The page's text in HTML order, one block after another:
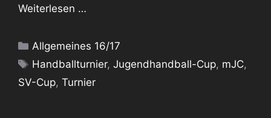
Weiterlesen …
Kategorien
Allgemeines 16/17
Schlagwörter
Handballturnier,Jugendhandball-Cup, mJC,
SV-Cup, Turnier